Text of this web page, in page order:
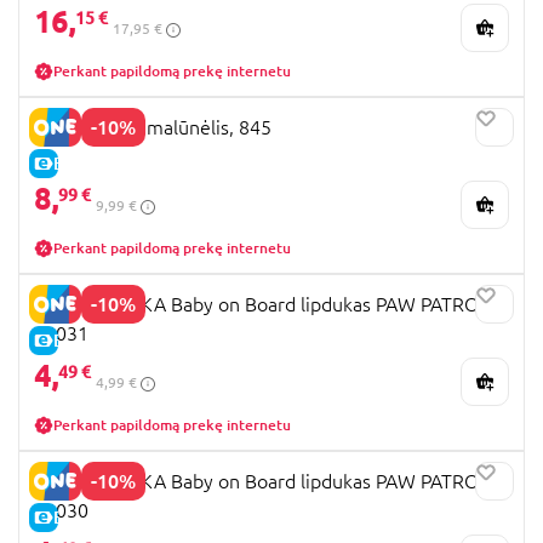
16,15 €
17,95 €
Perkant papildomą prekę internetu
-10%
E-KAINA
GIOBAS vėjo malūnėlis, 845
8,99 €
9,99 €
Perkant papildomą prekę internetu
-10%
E-KAINA
SEVEN POLSKA Baby on Board lipdukas PAW PATROL,
34031
4,49 €
4,99 €
Perkant papildomą prekę internetu
-10%
E-KAINA
SEVEN POLSKA Baby on Board lipdukas PAW PATROL,
34030